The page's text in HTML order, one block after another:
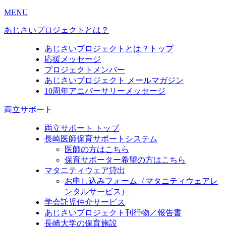
MENU
あじさいプロジェクトとは？
あじさいプロジェクトとは？トップ
応援メッセージ
プロジェクトメンバー
あじさいプロジェクト メールマガジン
10周年アニバーサリーメッセージ
両立サポート
両立サポート トップ
長崎医師保育サポートシステム
医師の方はこちら
保育サポーター希望の方はこちら
マタニティウェア貸出
お申し込みフォーム（マタニティウェアレ
ンタルサービス）
学会託児仲介サービス
あじさいプロジェクト刊行物／報告書
長崎大学の保育施設